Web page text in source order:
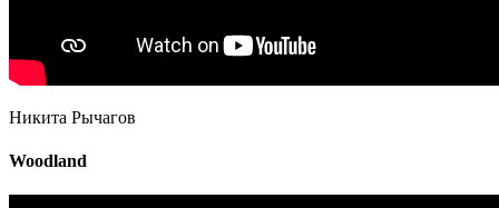
Никита Рычагов
Woodland